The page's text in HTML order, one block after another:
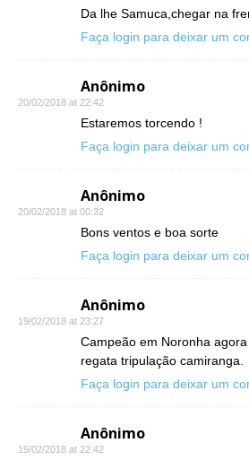
Da lhe Samuca,chegar na
Faça login para deixar um
Anônimo
20/02/2018 at 22:42
Estaremos torcendo !
Faça login para deixar um
Anônimo
20/02/2018 at 00:32
Bons ventos e boa sorte
Faça login para deixar um
Anônimo
19/02/2018 at 23:27
Campeão em Noronha
regata tripulação camiranga.
Faça login para deixar um
Anônimo
19/02/2018 at 22:42